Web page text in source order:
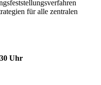
für alle zentralen
Uhr